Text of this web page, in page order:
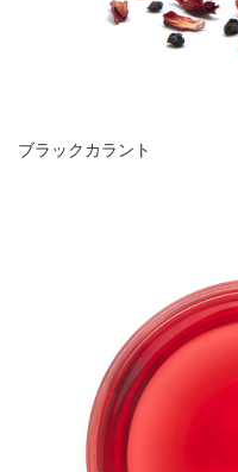
ブラックカラント